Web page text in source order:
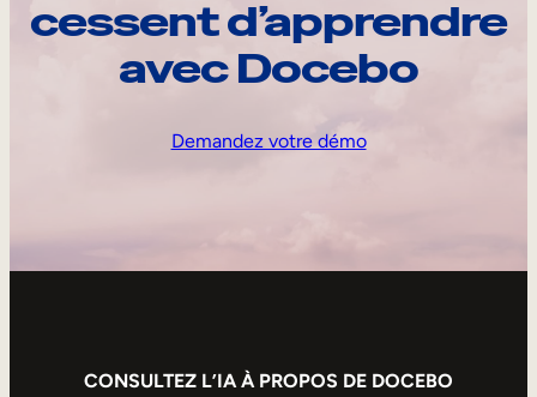
cessent d’apprendre
avec Docebo
Demandez votre démo
CONSULTEZ L’IA À PROPOS DE DOCEBO